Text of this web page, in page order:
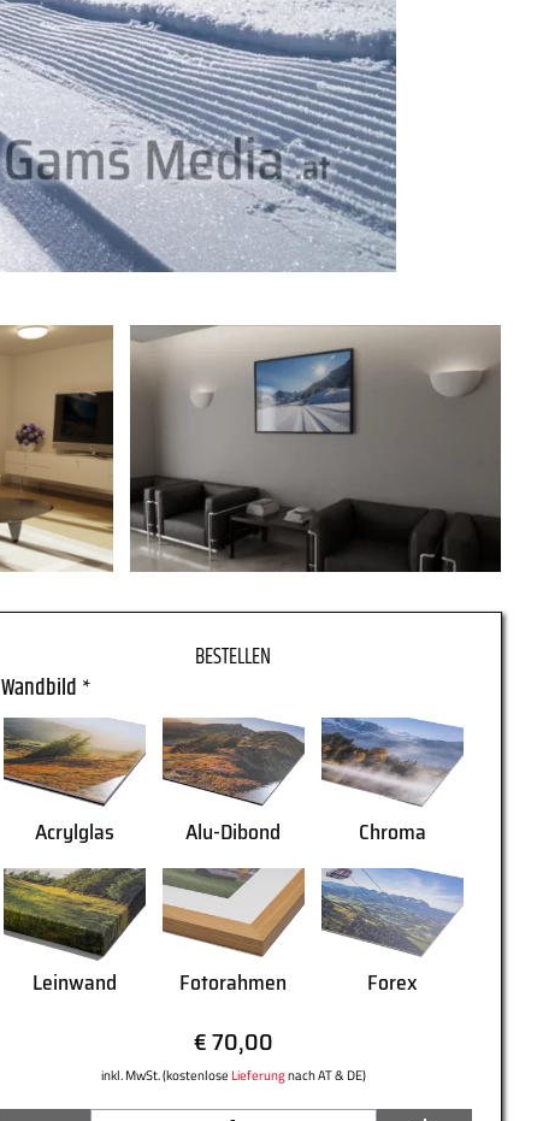
Wandbild *
Acrylglas Alu-Dibond Chroma
Leinwand Fotorahmen Forex
€ 70,00
inkl. MwSt. (kostenlose Lieferungnach AT & DE)